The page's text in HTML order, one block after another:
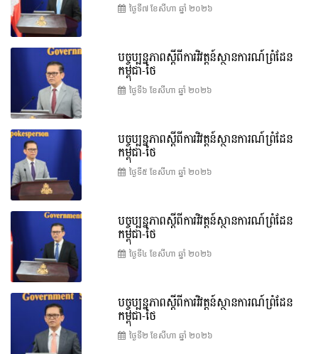
ថ្ងៃទី៧ ខែ​សីហា ឆ្នាំ ២០២៦
បច្ចុប្បន្នភាពស្ដីពីការវិវត្តន៍ស្ថានការណ៍ព្រំដែន
កម្ពុជា-ថៃ
ថ្ងៃទី៦ ខែ​សីហា ឆ្នាំ ២០២៦
បច្ចុប្បន្នភាពស្ដីពីការវិវត្តន៍ស្ថានការណ៍ព្រំដែន
កម្ពុជា-ថៃ
ថ្ងៃទី៥ ខែ​សីហា ឆ្នាំ ២០២៦
បច្ចុប្បន្នភាពស្ដីពីការវិវត្តន៍ស្ថានការណ៍ព្រំដែន
កម្ពុជា-ថៃ
ថ្ងៃទី៤ ខែ​សីហា ឆ្នាំ ២០២៦
បច្ចុប្បន្នភាពស្ដីពីការវិវត្តន៍ស្ថានការណ៍ព្រំដែន
កម្ពុជា-ថៃ
ថ្ងៃទី២ ខែ​សីហា ឆ្នាំ ២០២៦